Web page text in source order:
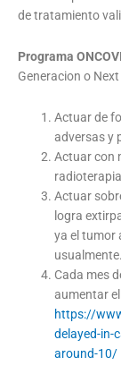
de tratamiento
Programa
Generacion o
Actuar de
adversas y
Actuar con
radioterapia
Actuar
logra
ya el tumor
usualmente.
Cada mes
aumentar
https://
delayed-in-
around-10/